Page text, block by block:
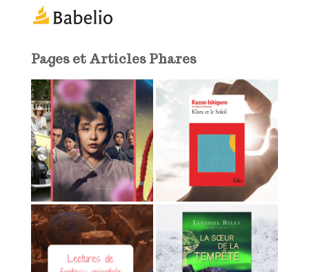
a
Pages et Articles Phares